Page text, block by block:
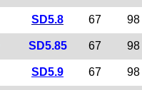
SD5.8 67 98
SD5.85 67 98
SD5.9 67 98